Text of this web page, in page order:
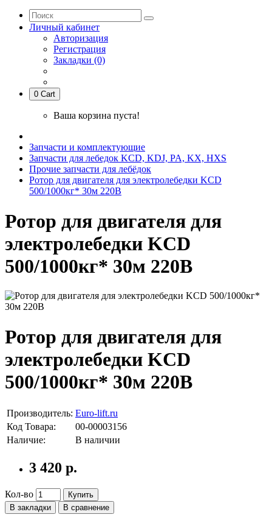
Личный кабинет
Авторизация
Регистрация
Закладки (0)
0 Cart
Ваша корзина пуста!
Запчасти и комплектующие
Запчасти для лебедок KCD, KDJ, PA, KX, HXS
Прочие запчасти для лебёдок
Ротор для двигателя для электролебедки KCD
500/1000кг* 30м 220В
Ротор для двигателя для
электролебедки KCD
500/1000кг* 30м 220В
Ротор для двигателя для
электролебедки KCD
500/1000кг* 30м 220В
Производитель: Euro-lift.ru
Код Товара:
00-00003156
Наличие:
В наличии
3 420 р.
Кол-во
Купить
В закладки
В сравнение